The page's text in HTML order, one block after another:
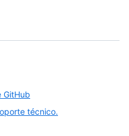
GitHub
técnico.